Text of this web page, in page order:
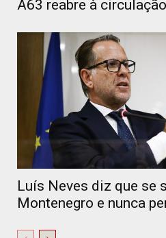
A63 reabre à
Luís Neves diz que se
Montenegro e nunca